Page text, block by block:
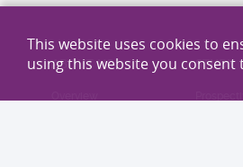
ABOUT US STUDY
This website uses cookies to
using this website you consent